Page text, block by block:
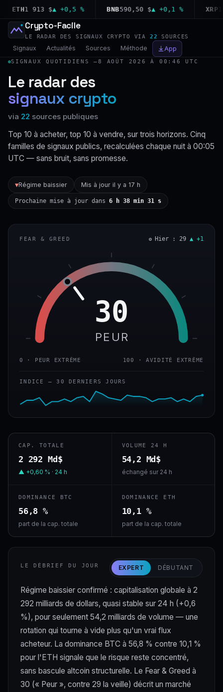
ETH1 913 $▲ +0,5 % BNB590,50 $▲ +0,1 % XRP
Crypto-Facile
LE RADAR DES SIGNAUX CRYPTO VIA 22 SOURCES
Signaux Actualités Sources Méthode App
SIGNAUX QUOTIDIENS —8 AOÛT 2026 À 00:46 UTC
Le radar des
signaux crypto
via 22 sources publiques
Top 10 à acheter, top 10 à vendre, sur trois horizons. Cinq
familles de signaux publics, recalculées chaque nuit à 00:05
UTC — sans bruit, sans promesse.
▼Régime baissier Mis à jour il y a 17 h
Prochaine mise à jour dans 6 h 38 min 30 s
FEAR & GREED Hier : 29 ▲ +1
30
PEUR
0 · PEUR EXTRÊME 100 · AVIDITÉ EXTRÊME
INDICE — 30 DERNIERS JOURS
CAP. TOTALE
2 292 Md$
▲ +0,60 % · 24 h
VOLUME 24 H
54,2 Md$
échangé sur 24 h
DOMINANCE BTC
56,8 %
part de la cap. totale
DOMINANCE ETH
10,1 %
part de la cap. totale
LE DÉBRIEF DU JOUR EXPERT DÉBUTANT
Régime baissier confirmé : capitalisation globale à 2
292 milliards de dollars, quasi stable sur 24 h (+0,6
%), pour seulement 54,2 milliards de volume — une
rotation qui tourne à vide plus qu'un vrai flux
acheteur. La dominance BTC à 56,8 % contre 10,1 %
pour l'ETH signale que le risque reste concentré,
sans bascule altcoin structurelle. Le Fear & Greed à
30 (« Peur », contre 29 la veille) décrit un marché